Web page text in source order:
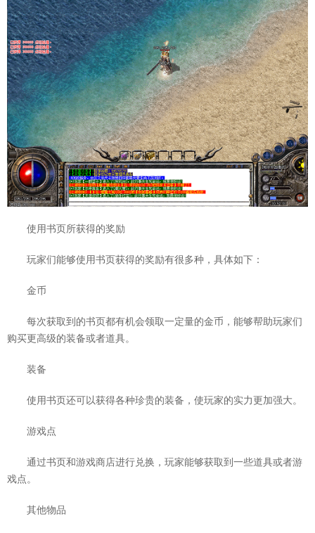
使用书页所获得的奖励
玩家们能够使用书页获得的奖励有很多种，具体如下：
金币
每次获取到的书页都有机会领取一定量的金币，能够帮助玩家们
购买更高级的装备或者道具。
装备
使用书页还可以获得各种珍贵的装备，使玩家的实力更加强大。
游戏点
通过书页和游戏商店进行兑换，玩家能够获取到一些道具或者游
戏点。
其他物品